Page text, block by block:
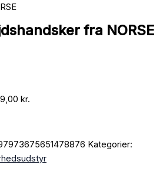
fra NORSE
kr.
Kategorier: